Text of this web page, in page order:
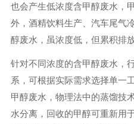
也会产生低浓度含甲醇废水，
外，酒精饮料生产、汽车尾气
醇废水，虽浓度低，但累积排
针对不同浓度的含甲醇废水，
系，可根据实际需求选择单一
甲醇废水，物理法中的蒸馏技
水分离，回收的甲醇可重新用